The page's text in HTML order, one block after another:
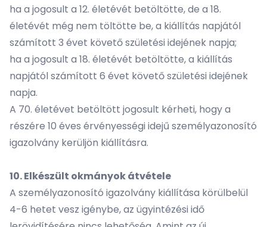
ha a jogosult a 12. életévét betöltötte, de a 18.
életévét még nem töltötte be, a kiállítás napjától
számított 3 évet követő születési idejének napja;
ha a jogosult a 18. életévét betöltötte, a kiállítás
napjától számított 6 évet követő születési idejének
napja.
A 70. életévet betöltött jogosult kérheti, hogy a
részére 10 éves érvényességi idejű személyazonosító
igazolvány kerüljön kiállításra.
10. Elkészült okmányok átvétele
A személyazonosító igazolvány kiállítása körülbelül
4-6 hetet vesz igénybe, az ügyintézési idő